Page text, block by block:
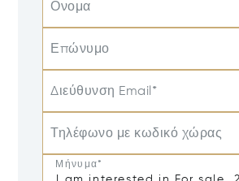
Ονομα
Επώνυμο
Διεύθυνση Email*
Τηλέφωνο με κωδικό χώρας
Μήνυμα*